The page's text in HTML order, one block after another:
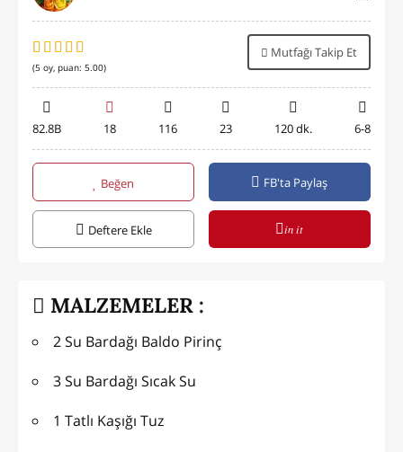
(5 oy, puan: 5.00)
Mutfağı Takip Et
82.8B 18 116 23 120 dk. 6-8
Beğen FB'ta Paylaş
Deftere Ekle in it
MALZEMELER :
2 Su Bardağı Baldo Pirinç
3 Su Bardağı Sıcak Su
1 Tatlı Kaşığı Tuz